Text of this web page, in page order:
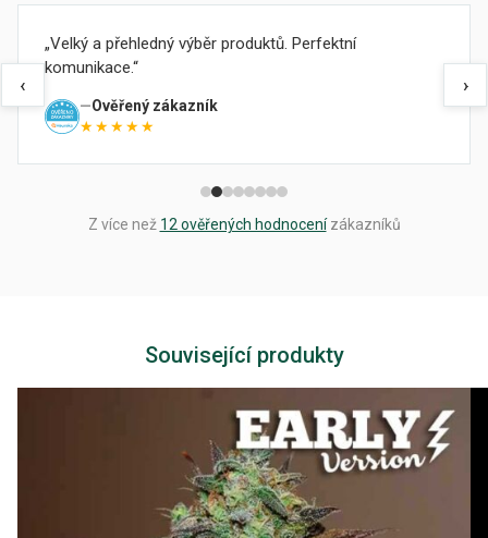
‹
Velký a přehledný výběr produktů. Perfektní
komunikace.
Ověřený zákazník
★★★★★
›
Z více než 12 ověřených hodnocenízákazníků
Související produkty